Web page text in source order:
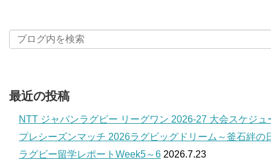
最近の投稿
NTT ジャパンラグビー リーグワン 2026-27 大会スケジュ
プレシーズンマッチ 2026ラグビッグドリーム～釜石絆の
ラグビー留学レポートWeek5～6 2026.7.23